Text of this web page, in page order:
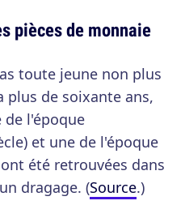
pièces de monnaie
toute jeune non plus
plus de soixante ans,
de l'époque
et une de l'époque
été retrouvées dans
dragage. (Source.)